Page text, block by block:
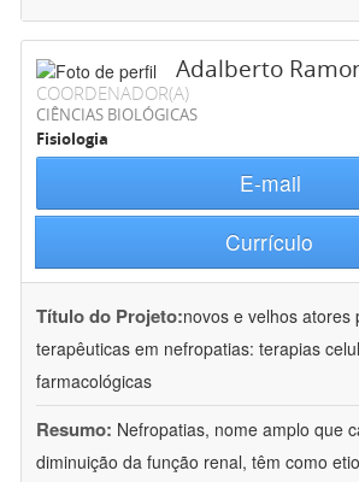
Adalberto
COORDENADOR(A)
CIÊNCIAS BIOLÓGICAS
Fisiologia
E-mail
Currículo
Título do Projeto:novos e velhos atores
terapêuticas em nefropatias: terapias
farmacológicas
Resumo: Nefropatias, nome amplo que
diminuição da função renal, têm como